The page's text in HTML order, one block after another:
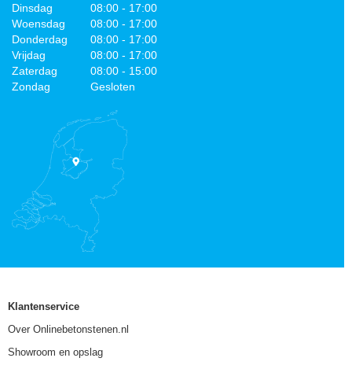
Dinsdag
08:00 - 17:00
Woensdag
08:00 - 17:00
Donderdag
08:00 - 17:00
Vrijdag
08:00 - 17:00
Zaterdag
08:00 - 15:00
Zondag
Gesloten
Klantenservice
Over Onlinebetonstenen.nl
Showroom en opslag